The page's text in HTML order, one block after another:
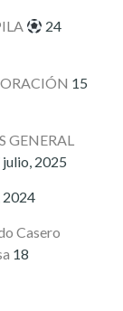
24
15
GENERAL
julio, 2025
2024
Casero
18